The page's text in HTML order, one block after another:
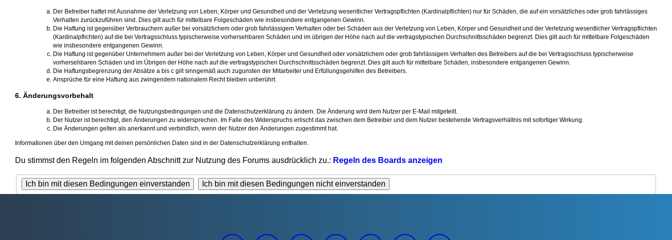
Der Betreiber haftet mit Ausnahme der Verletzung von Leben, Körper und Gesundheit und der Verletzung wesentlicher Vertragspflichten (Kardinalpflichten) nur für Schäden, die auf ein vorsätzliches oder grob fahrlässiges
Verhalten zurückzuführen sind. Dies gilt auch für mittelbare Folgeschäden wie insbesondere entgangenen Gewinn.
Die Haftung ist gegenüber Verbrauchern außer bei vorsätzlichem oder grob fahrlässigem Verhalten oder bei Schäden aus der Verletzung von Leben, Körper und Gesundheit und der Verletzung wesentlicher Vertragspflichten
(Kardinalpflichten) auf die bei Vertragsschluss typischerweise vorhersehbaren Schäden und im übrigen der Höhe nach auf die vertragstypischen Durchschnittsschäden begrenzt. Dies gilt auch für mittelbare Folgeschäden
wie insbesondere entgangenen Gewinn.
Die Haftung ist gegenüber Unternehmern außer bei der Verletzung von Leben, Körper und Gesundheit oder vorsätzlichem oder grob fahrlässigem Verhalten des Betreibers auf die bei Vertragsschluss typischerweise
vorhersehbaren Schäden und im Übrigen der Höhe nach auf die vertragstypischen Durchschnittsschäden begrenzt. Dies gilt auch für mittelbare Schäden, insbesondere entgangenen Gewinn.
Die Haftungsbegrenzung der Absätze a bis c gilt sinngemäß auch zugunsten der Mitarbeiter und Erfüllungsgehilfen des Betreibers.
Ansprüche für eine Haftung aus zwingendem nationalem Recht bleiben unberührt.
6. Änderungsvorbehalt
Der Betreiber ist berechtigt, die Nutzungsbedingungen und die Datenschutzerklärung zu ändern. Die Änderung wird dem Nutzer per E-Mail mitgeteilt.
Der Nutzer ist berechtigt, den Änderungen zu widersprechen. Im Falle des Widerspruchs erlischt das zwischen dem Betreiber und dem Nutzer bestehende Vertragsverhältnis mit sofortiger Wirkung.
Die Änderungen gelten als anerkannt und verbindlich, wenn der Nutzer den Änderungen zugestimmt hat.
Informationen über den Umgang mit deinen persönlichen Daten sind in der Datenschutzerklärung enthalten.
Du stimmst den Regeln im folgenden Abschnitt zur Nutzung des Forums ausdrücklich zu.: Regeln des Boards anzeigen